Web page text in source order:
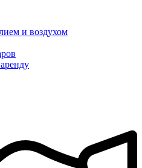
и воздухом